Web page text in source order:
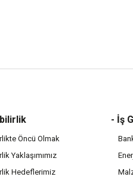
Öncü Olmak
Yaklaşımımız
Hedeflerimiz
- İş